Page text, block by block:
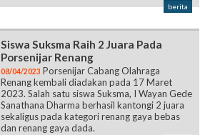
berita
Siswa Suksma Raih 2 Juara Pada
Porsenijar Renang
08/04/2023 Porsenijar Cabang Olahraga
Renang kembali diadakan pada 17 Maret
2023. Salah satu siswa Suksma, I Wayan Gede
Sanathana Dharma berhasil kantongi 2 juara
sekaligus pada kategori renang gaya bebas
dan renang gaya dada.